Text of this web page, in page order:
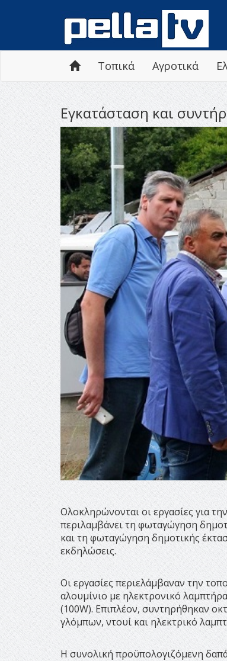
Τοπικά Αγροτικά
Εγκατάσταση και
Ολοκληρώνονται οι εργασίες για
περιλαμβάνει τη φωταγώγηση
και τη φωταγώγηση δημοτικής
εκδηλώσεις.
Οι εργασίες περιελάμβαναν την
αλουμίνιο με ηλεκτρονικό
(100W). Επιπλέον, συντηρήθηκαν
γλόμπων, ντουί και ηλεκτρικό
Η συνολική προϋπολογιζόμενη